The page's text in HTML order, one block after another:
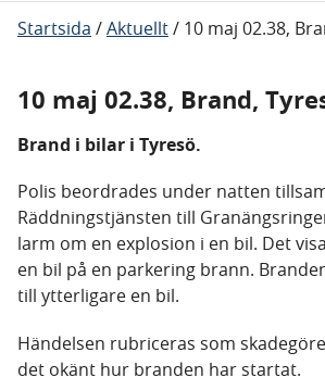
Startsida /Aktuellt/ 10 maj 02.38,
10 maj 02.38, Brand,
Brand i bilar i Tyresö.
Polis beordrades under natten
Räddningstjänsten till
larm om en explosion i en bil. Det
en bil på en parkering brann.
till ytterligare en bil.
Händelsen rubriceras som
det okänt hur branden har startat.